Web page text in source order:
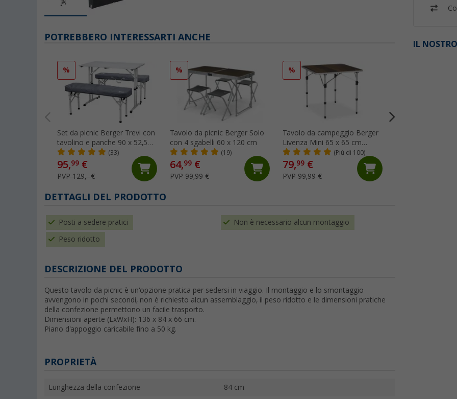
IL
POTREBBERO INTERESSARTI ANCHE
%
Set da picnic Berger Trevi con
tavolino e panche 90 x 52,5
cm
(33)
95,99 €
PVP 129,- €
%
Tavolo da picnic Berger Solo
con 4 sgabelli 60 x 120 cm
(19)
64,99 €
PVP 99,99 €
%
Tavolo da campeggio Berger
Livenza Mini 65 x 65 cm
marrone scuro (Più di 100)
79,99 €
PVP 99,99 €
DETTAGLI DEL PRODOTTO
Posti a sedere pratici Non è necessario alcun montaggio
Peso ridotto
DESCRIZIONE DEL PRODOTTO
Questo tavolo da picnic è un'opzione pratica per sedersi in viaggio. Il montaggio e lo smontaggio
avvengono in pochi secondi, non è richiesto alcun assemblaggio, il peso ridotto e le dimensioni pratiche
della confezione permettono un facile trasporto.
Dimensioni aperte (LxWxH): 136 x 84 x 66 cm.
Piano d'appoggio caricabile fino a 50 kg.
PROPRIETÀ
Lunghezza della confezione 84 cm